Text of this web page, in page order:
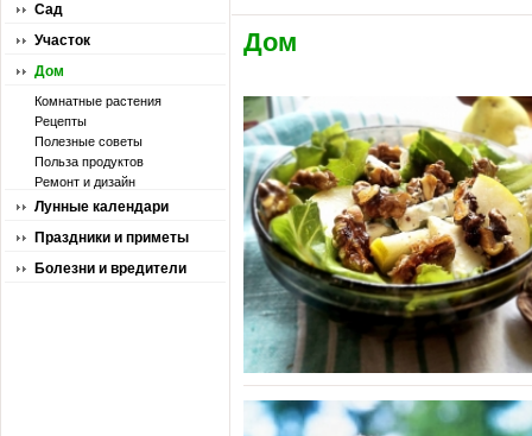
Сад
Участок
Дом
Комнатные растения
Рецепты
Полезные советы
Польза продуктов
Ремонт и дизайн
Лунные календари
Праздники и приметы
Болезни и вредители
Дом